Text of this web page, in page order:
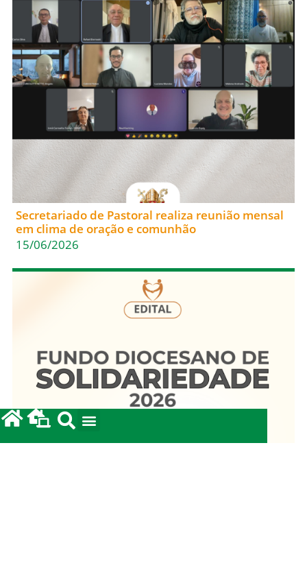
Secretariado de Pastoral realiza reunião mensal
em clima de oração e comunhão
15/06/2026